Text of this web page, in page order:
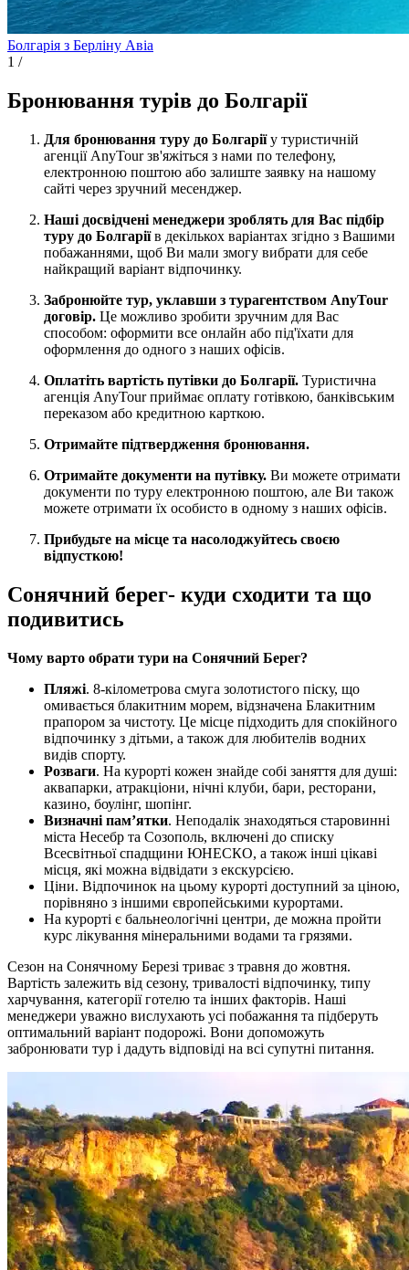
Болгарія з Берліну Авіа
1 /
Бронювання турів до Болгарії
Для бронювання туру до Болгаріїу туристичній
агенції AnyTour зв'яжіться з нами по телефону,
електронною поштою або залиште заявку на нашому
сайті через зручний месенджер.
Наші досвідчені менеджери зроблять для Вас підбір
туру до Болгаріїв декількох варіантах згідно з Вашими
побажаннями, щоб Ви мали змогу вибрати для себе
найкращий варіант відпочинку.
Забронюйте тур, уклавши з турагентством AnyTour
договір. Це можливо зробити зручним для Вас
способом: оформити все онлайн або під'їхати для
оформлення до одного з наших офісів.
Оплатіть вартість путівки до Болгарії. Туристична
агенція AnyTour приймає оплату готівкою, банківським
переказом або кредитною карткою.
Отримайте підтвердження бронювання.
Отримайте документи на путівку. Ви можете отримати
документи по туру електронною поштою, але Ви також
можете отримати їх особисто в одному з наших офісів.
Прибудьте на місце та насолоджуйтесь своєю
відпусткою!
Сонячний берег- куди сходити та що
подивитись
Чому варто обрати тури на Сонячний Берег?
Пляжі. 8-кілометрова смуга золотистого піску, що
омивається блакитним морем, відзначена Блакитним
прапором за чистоту. Це місце підходить для спокійного
відпочинку з дітьми, а також для любителів водних
видів спорту.
Розваги. На курорті кожен знайде собі заняття для душі:
аквапарки, атракціони, нічні клуби, бари, ресторани,
казино, боулінг, шопінг.
Визначні пам’ятки. Неподалік знаходяться старовинні
міста Несебр та Созополь, включені до списку
Всесвітньої спадщини ЮНЕСКО, а також інші цікаві
місця, які можна відвідати з екскурсією.
Ціни. Відпочинок на цьому курорті доступний за ціною,
порівняно з іншими європейськими курортами.
На курорті є бальнеологічні центри, де можна пройти
курс лікування мінеральними водами та грязями.
Сезон на Сонячному Березі триває з травня до жовтня.
Вартість залежить від сезону, тривалості відпочинку, типу
харчування, категорії готелю та інших факторів. Наші
менеджери уважно вислухають усі побажання та підберуть
оптимальний варіант подорожі. Вони допоможуть
забронювати тур і дадуть відповіді на всі супутні питання.